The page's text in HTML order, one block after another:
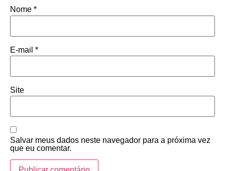
Nome *
E-mail *
Site
Salvar meus dados neste navegador para a próxima vez
que eu comentar.